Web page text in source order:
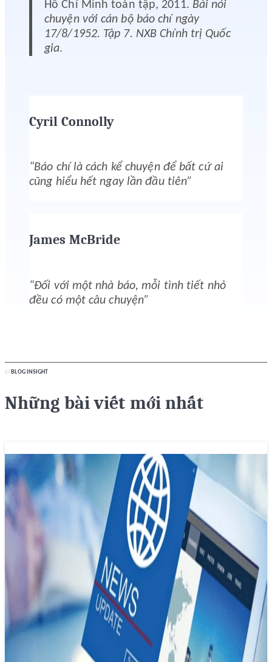
Hồ Chí Minh toàn tập, 2011. Bài nói
chuyện với cán bộ báo chí ngày
17/8/1952. Tập 7. NXB Chính trị Quốc
gia.
Cyril Connolly
“Báo chí là cách kể chuyện để bất cứ ai
cũng hiểu hết ngay lần đầu tiên”
James McBride
“Đối với một nhà báo, mỗi tình tiết nhỏ
đều có một câu chuyện”
// BLOG INSIGHT
Những bài viết mới nhất
Xây dựng hệ sinh thái báo chí đa nền